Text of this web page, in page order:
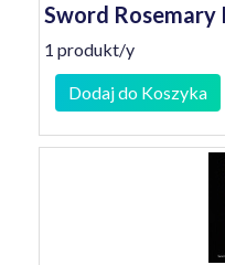
Sword Rosemary
1 produkt/y
Dodaj do Koszyka